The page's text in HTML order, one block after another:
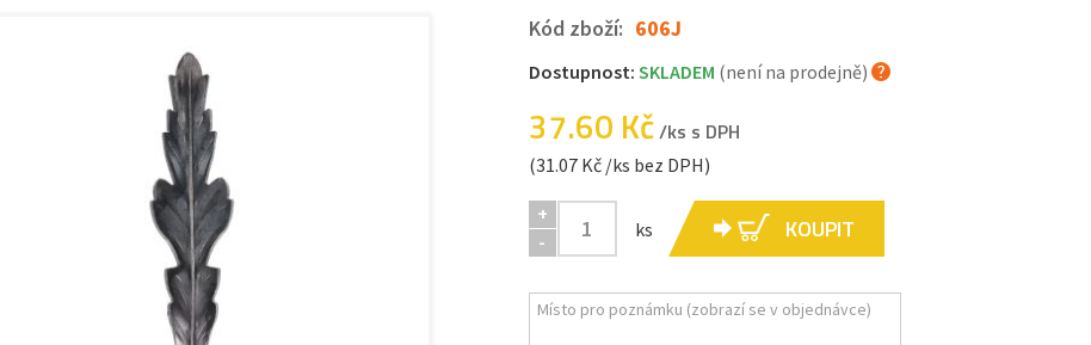
Kód zboží: 606J
Dostupnost: SKLADEM (není na prodejně)
37.60 Kč/ks s DPH
(31.07 Kč /ks bez DPH)
+
-
ks KOUPIT